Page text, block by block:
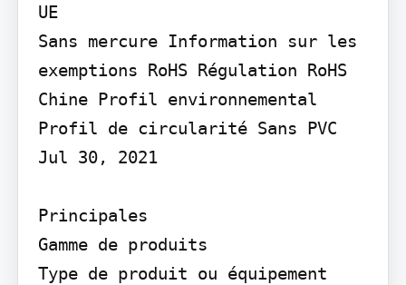
UE
Sans mercure Information sur les
exemptions RoHS Régulation RoHS
Chine Profil environnemental
Profil de circularité Sans PVC
Jul 30, 2021
Principales
Gamme de produits
Type de produit ou équipement